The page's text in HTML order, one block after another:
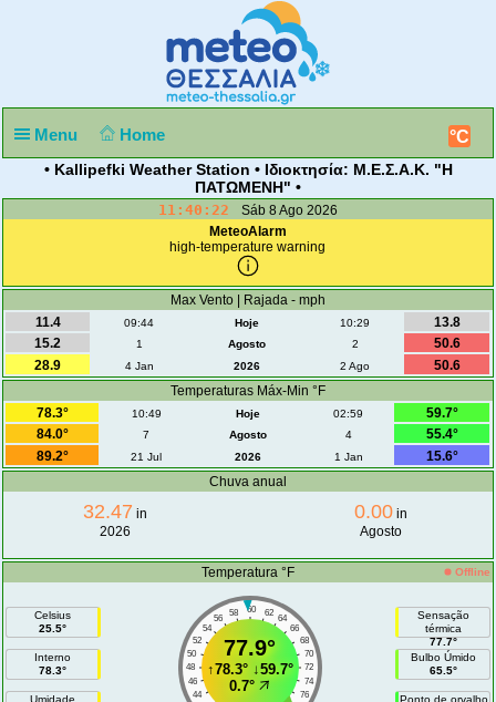
Menu Home °C
• Kallipefki Weather Station • Ιδιοκτησία: Μ.Ε.Σ.Α.Κ. "Η
ΠΑΤΩΜΕΝΗ" •
11:40:22
Sáb 8 Ago 2026
MeteoAlarm
high-temperature warning
Max Vento | Rajada - mph
11.4
09:44 Hoje 10:29
13.8
15.2
1 Agosto 2
50.6
28.9
4 Jan 2026 2 Ago
50.6
Temperaturas Máx-Min °F
78.3°
10:49 Hoje 02:59
59.7°
84.0°
7 Agosto 4
55.4°
89.2°
21 Jul 2026 1 Jan
15.6°
Chuva anual
32.47 in
2026
0.00in
Agosto
Temperatura °F Offline
Celsius
25.5°
Interno
78.3°
Umidade
60
58 62
56
64
54
66
52
68
50
70
48
72
46
74
44
76
77.9°
↑78.3°↓59.7°
0.7°
Sensação
térmica
77.7°
Bulbo Úmido
65.5°
Ponto de orvalho